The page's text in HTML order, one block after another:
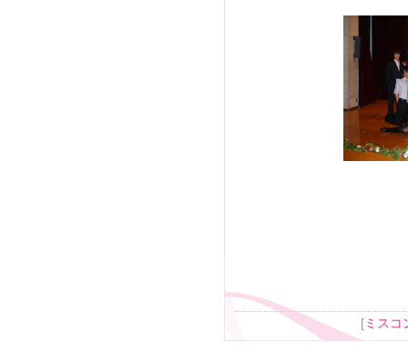
[ ミスコ